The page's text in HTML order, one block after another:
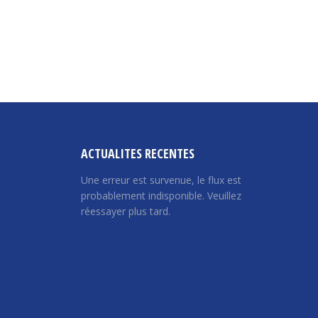
ACTUALITES RECENTES
Une erreur est survenue, le flux est
probablement indisponible. Veuillez
réessayer plus tard.